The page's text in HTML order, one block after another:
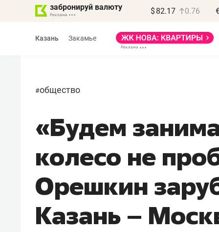
забронируй валюту $ 82.17 0.76
Казань Закамье
#общество
«Будем
колесо не
Орешкин
Казань –
Василь Мазитов
МАРТ
«Не зная местных
правил, бизнес может
потерять минимум
Как бизнесу выйти на зарубежные